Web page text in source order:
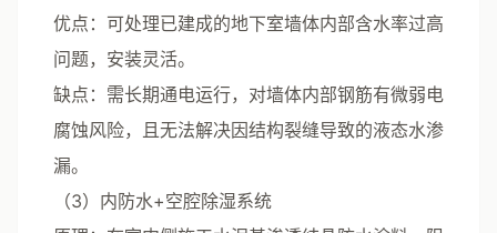
优点 ：可处理已建成的地下室墙体内部含水率过高
问题，安装灵活。
缺点 ：需长期通电运行，对墙体内部钢筋有微弱电
腐蚀风险，且无法解决因结构裂缝导致的液态水渗
漏。
（3）内防水+空腔除湿系统